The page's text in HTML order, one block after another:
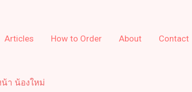
Articles How to Order About Contact
น้า น้องใหม่